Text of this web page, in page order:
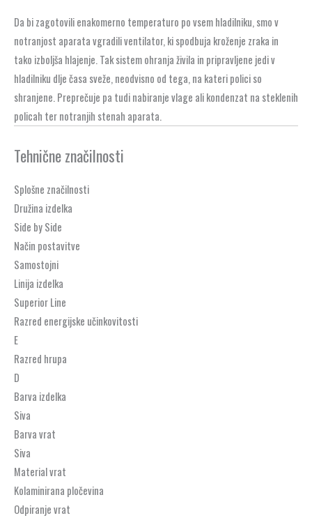
Da bi zagotovili enakomerno temperaturo po vsem hladilniku, smo v
notranjost aparata vgradili ventilator, ki spodbuja kroženje zraka in
tako izboljša hlajenje. Tak sistem ohranja živila in pripravljene jedi v
hladilniku dlje časa sveže, neodvisno od tega, na kateri polici so
shranjene. Preprečuje pa tudi nabiranje vlage ali kondenzat na steklenih
policah ter notranjih stenah aparata.
Tehnične značilnosti
Splošne značilnosti
Družina izdelka
Side by Side
Način postavitve
Samostojni
Linija izdelka
Superior Line
Razred energijske učinkovitosti
E
Razred hrupa
D
Barva izdelka
Siva
Barva vrat
Siva
Material vrat
Kolaminirana pločevina
Odpiranje vrat